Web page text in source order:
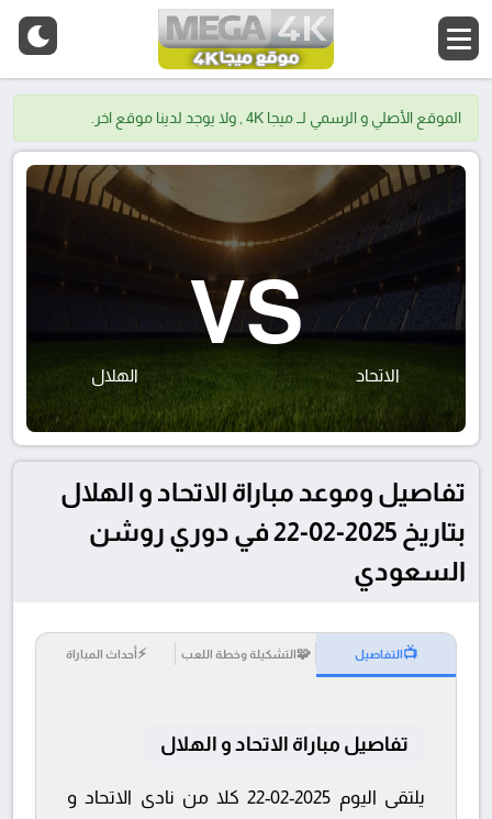
الموقع الأصلي و الرسمي لــ ميجا 4K , ولا يوجد لدينا موقع اخر.
الاتحاد
VS
الهلال
تفاصيل وموعد مباراة الاتحاد و الهلال
بتاريخ 2025-02-22 في دوري روشن
السعودي
📺التفاصيل 🧩التشكيلة وخطة اللعب ⚡أحداث المباراة
تفاصيل مباراة الاتحاد و الهلال
يلتقى اليوم 2025-02-22 كلا من نادى الاتحاد و